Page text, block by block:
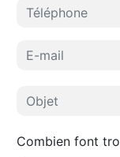
Combien font